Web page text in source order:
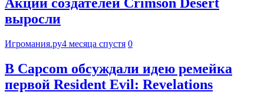
выросли
Игромания.ру4 месяца спустя 0
В Capcom обсуждали идею ремейка
первой Resident Evil: Revelations